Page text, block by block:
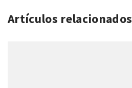
Artículos relacionados